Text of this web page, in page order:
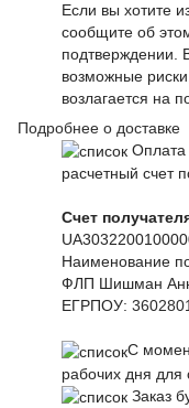
Если вы хотите
сообщите об
подтверждении.
возможные
возлагается на
Подробнее о доставке
Оплата
расчетный счет
Счет
Наименование
ФЛП Шишман
ЕГРПОУ:
С
рабочих дня для
Заказ